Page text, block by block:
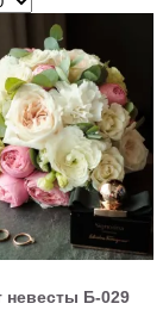
невесты Б-029